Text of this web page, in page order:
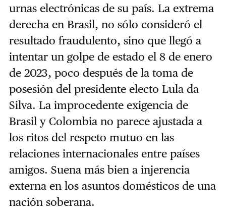
urnas electrónicas de su país. La extrema
derecha en Brasil, no sólo consideró el
resultado fraudulento, sino que llegó a
intentar un golpe de estado el 8 de enero
de 2023, poco después de la toma de
posesión del presidente electo Lula da
Silva. La improcedente exigencia de
Brasil y Colombia no parece ajustada a
los ritos del respeto mutuo en las
relaciones internacionales entre países
amigos. Suena más bien a injerencia
externa en los asuntos domésticos de una
nación soberana.